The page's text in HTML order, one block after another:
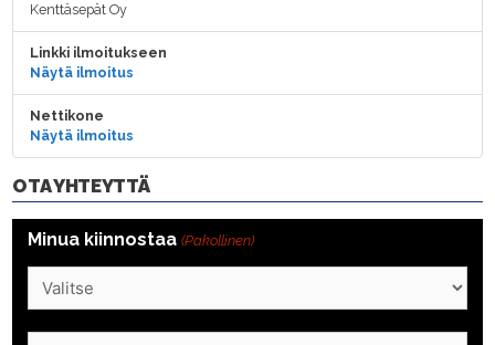
Kenttäsepät Oy
Linkki ilmoitukseen
Näytä ilmoitus
Nettikone
Näytä ilmoitus
OTA YHTEYTTÄ
Minua kiinnostaa (Pakollinen)
Nimi